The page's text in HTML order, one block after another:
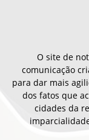
O site de
comunicação
para dar mais
dos fatos que
cidades da